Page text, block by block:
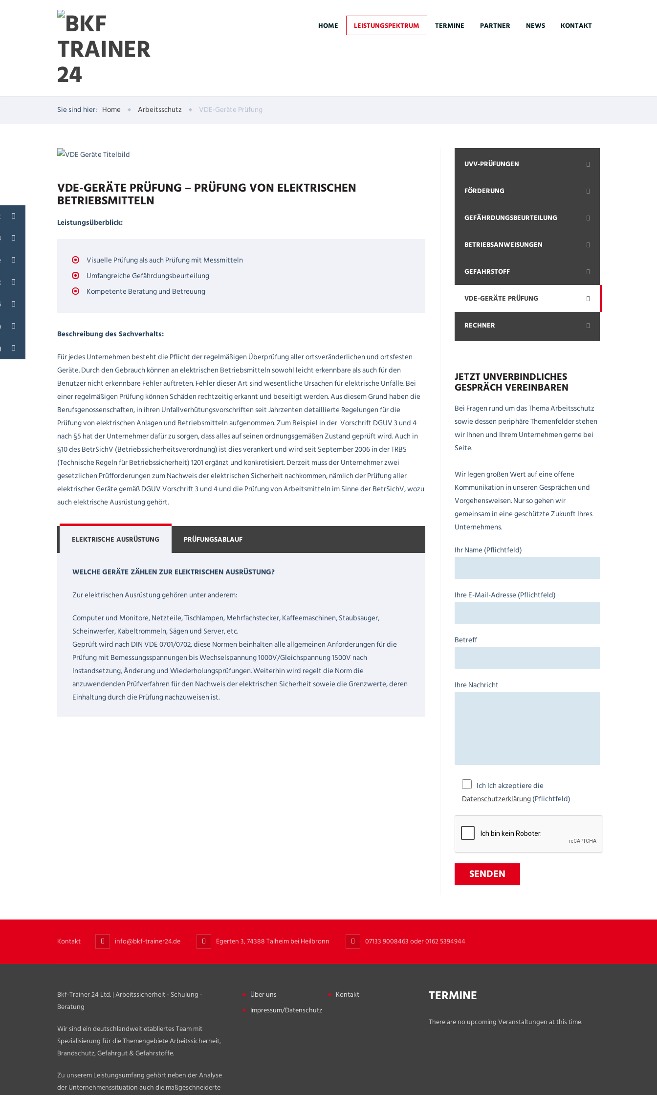
HOME LEISTUNGSPEKTRUM TERMINE PARTNER NEWS KONTAKT
Sie sind hier: Home Arbeitsschutz VDE-Geräte Prüfung
VDE-GERÄTE PRÜFUNG – PRÜFUNG VON ELEKTRISCHEN
BETRIEBSMITTELN
Leistungsüberblick:
Visuelle Prüfung als auch Prüfung mit Messmitteln
Umfangreiche Gefährdungsbeurteilung
Kompetente Beratung und Betreuung
Beschreibung des Sachverhalts:
Für jedes Unternehmen besteht die Pflicht der regelmäßigen Überprüfung aller ortsveränderlichen und ortsfesten
Geräte. Durch den Gebrauch können an elektrischen Betriebsmitteln sowohl leicht erkennbare als auch für den
Benutzer nicht erkennbare Fehler auftreten. Fehler dieser Art sind wesentliche Ursachen für elektrische Unfälle. Bei
einer regelmäßigen Prüfung können Schäden rechtzeitig erkannt und beseitigt werden. Aus diesem Grund haben die
Berufsgenossenschaften, in ihren Unfallverhütungsvorschriften seit Jahrzenten detaillierte Regelungen für die
Prüfung von elektrischen Anlagen und Betriebsmitteln aufgenommen. Zum Beispiel in der Vorschrift DGUV 3 und 4
nach §5 hat der Unternehmer dafür zu sorgen, dass alles auf seinen ordnungsgemäßen Zustand geprüft wird. Auch in
§10 des BetrSichV (Betriebssicherheitsverordnung) ist dies verankert und wird seit September 2006 in der TRBS
(Technische Regeln für Betriebssicherheit) 1201 ergänzt und konkretisiert. Derzeit muss der Unternehmer zwei
gesetzlichen Prüfforderungen zum Nachweis der elektrischen Sicherheit nachkommen, nämlich der Prüfung aller
elektrischer Geräte gemäß DGUV Vorschrift 3 und 4 und die Prüfung von Arbeitsmitteln im Sinne der BetrSichV, wozu
auch elektrische Ausrüstung gehört.
ELEKTRISCHE AUSRÜSTUNG PRÜFUNGSABLAUF
WELCHE GERÄTE ZÄHLEN ZUR ELEKTRISCHEN AUSRÜSTUNG?
Zur elektrischen Ausrüstung gehören unter anderem:
Computer und Monitore, Netzteile, Tischlampen, Mehrfachstecker, Kaffeemaschinen, Staubsauger,
Scheinwerfer, Kabeltrommeln, Sägen und Server, etc.
Geprüft wird nach DIN VDE 0701/0702, diese Normen beinhalten alle allgemeinen Anforderungen für die
Prüfung mit Bemessungsspannungen bis Wechselspannung 1000V/Gleichspannung 1500V nach
Instandsetzung, Änderung und Wiederholungsprüfungen. Weiterhin wird regelt die Norm die
anzuwendenden Prüfverfahren für den Nachweis der elektrischen Sicherheit soweie die Grenzwerte, deren
Einhaltung durch die Prüfung nachzuweisen ist.
UVV-PRÜFUNGEN
FÖRDERUNG
GEFÄHRDUNGSBEURTEILUNG
BETRIEBSANWEISUNGEN
GEFAHRSTOFF
VDE-GERÄTE PRÜFUNG
RECHNER
JETZT UNVERBINDLICHES
GESPRÄCH VEREINBAREN
Bei Fragen rund um das Thema Arbeitsschutz
sowie dessen periphäre Themenfelder stehen
wir Ihnen und Ihrem Unternehmen gerne bei
Seite.
Wir legen großen Wert auf eine offene
Kommunikation in unseren Gesprächen und
Vorgehensweisen. Nur so gehen wir
gemeinsam in eine geschützte Zukunft Ihres
Unternehmens.
Ihr Name (Pflichtfeld)
Ihre E-Mail-Adresse (Pflichtfeld)
Betreff
Ihre Nachricht
Ich Ich akzeptiere die
Datenschutzerklärung(Pflichtfeld)
Kontakt info@bkf-trainer24.de Egerten 3, 74388 Talheim bei Heilbronn 07133 9008463 oder 0162 5394944
Bkf-Trainer 24 Ltd. | Arbeitssicherheit - Schulung -
Beratung
Wir sind ein deutschlandweit etabliertes Team mit
Spezialisierung für die Themengebiete Arbeitssicherheit,
Brandschutz, Gefahrgut & Gefahrstoffe.
Zu unserem Leistungsumfang gehört neben der Analyse
der Unternehmenssituation auch die maßgeschneiderte
Über uns
Kontakt
Impressum/Datenschutz
TERMINE
There are no upcoming Veranstaltungen at this time.